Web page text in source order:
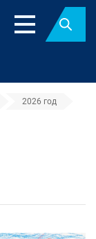
Найти
2026 год